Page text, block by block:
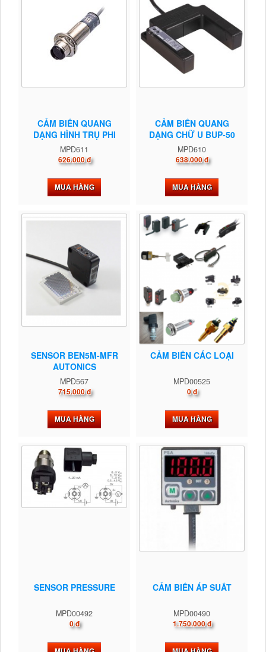
CẢM BIẾN QUANG
DẠNG HÌNH TRỤ PHI
18...
MPD611
626.000 đ
MUA HÀNG
CẢM BIẾN QUANG
DẠNG CHỮ U BUP-50
MPD610
638.000 đ
MUA HÀNG
SENSOR BEN5M-MFR
AUTONICS
MPD567
715.000 đ
MUA HÀNG
CẢM BIẾN CÁC LOẠI
MPD00525
0 đ
MUA HÀNG
SENSOR PRESSURE
MPD00492
0 đ
CẢM BIẾN ÁP SUẤT
MPD00490
1.750.000 đ